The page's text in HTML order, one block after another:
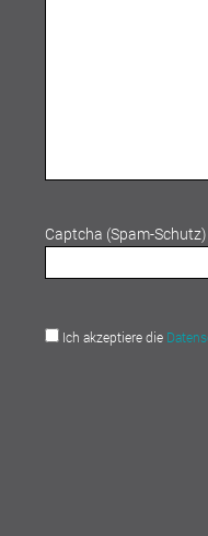
Captcha (Spam-Schutz)
Ich akzeptiere die